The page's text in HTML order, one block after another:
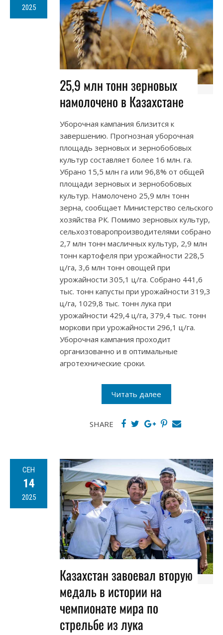
2025
25,9 млн тонн зерновых
намолочено в Казахстане
Уборочная кампания близится к
завершению. Прогнозная уборочная
площадь зерновых и зернобобовых
культур составляет более 16 млн. га.
Убрано 15,5 млн га или 96,8% от общей
площади зерновых и зернобобовых
культур. Намолочено 25,9 млн тонн
зерна, сообщает Министерство сельского
хозяйства РК. Помимо зерновых культур,
сельхозтоваропроизводителями собрано
2,7 млн тонн масличных культур, 2,9 млн
тонн картофеля при урожайности 228,5
ц/га, 3,6 млн тонн овощей при
урожайности 305,1 ц/га. Собрано 441,6
тыс. тонн капусты при урожайности 319,3
ц/га, 1029,8 тыс. тонн лука при
урожайности 429,4 ц/га, 379,4 тыс. тонн
моркови при урожайности 296,1 ц/га.
Уборочная кампания проходит
организованно и в оптимальные
агротехнические сроки.
Читать далее
SHARE
СЕН
14
2025
Казахстан завоевал вторую
медаль в истории на
чемпионате мира по
стрельбе из лука